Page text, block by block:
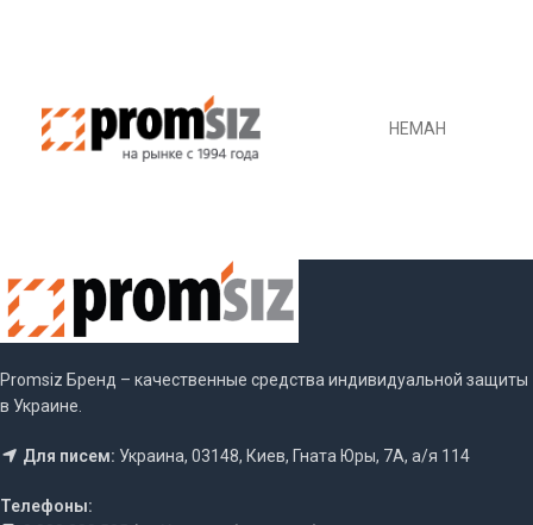
НЕМАН
Promsiz Бренд – качественные средства индивидуальной защиты
в Украине.
Для писем: Украина, 03148, Киев, Гната Юры, 7А, а/я 114
Телефоны: